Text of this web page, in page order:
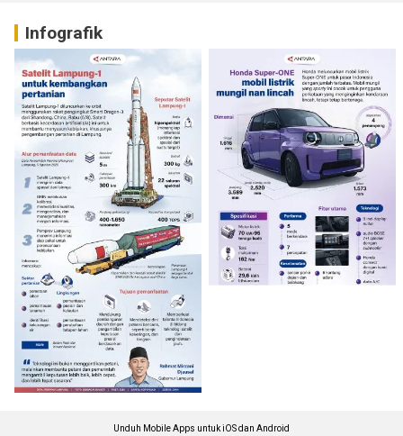
Infografik
Unduh Mobile Apps untuk iOS dan Android